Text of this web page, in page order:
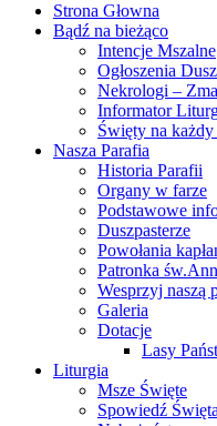
Strona Głowna
Bądź na bieżąco
Intencje Mszalne
Ogłoszenia
Nekrologi –
Informator
Święty na każdy
Nasza Parafia
Historia Parafii
Organy w farze
Podstawowe
Duszpasterze
Powołania
Patronka
Wesprzyj naszą
Galeria
Dotacje
Lasy
Liturgia
Msze Święte
Spowiedź Święta